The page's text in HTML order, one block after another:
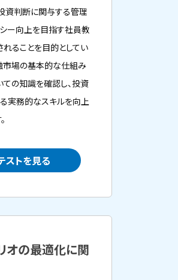
資判断に関与する管理
ー向上を目指す社員教
ることを目的としてい
市場の基本的な仕組み
の知識を確認し、投資
実務的なスキルを向上
ストを見る
オの最適化に関